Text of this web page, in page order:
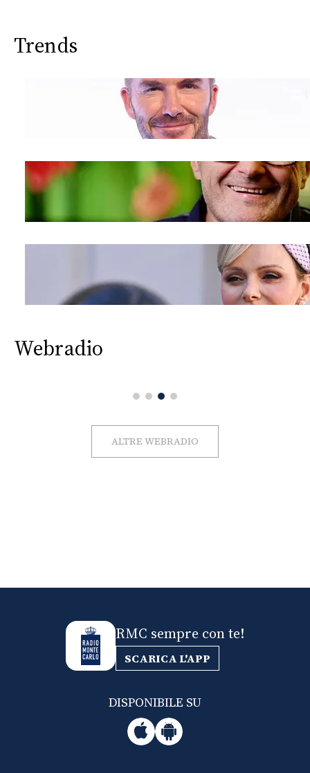
Trends
Webradio
ALTRE WEBRADIO
RMC sempre con te!
SCARICA L'APP
DISPONIBILE SU